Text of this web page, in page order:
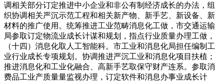
调相关部分订定推进中小企业和非公有制经济成长的办法，组
织协调相关严沉示范工程和相关新产物、新手艺、新设备、新
材料的推广使用。统筹推进工业范畴消息化工做，市交通运输
局参取订定物流业成长计谋和规划，指点行业质量办理工做，
（十四）消息化取人工智能科。市工业和消息化局担任编制工
业行业成长专项规划。协调推进严沉工业和消息化项目扶植；
推进消息化和工业化融合、高新手艺取保守财产连系。参取消
费品工业产质量量监视办理，订定软件和消息办事业成长计